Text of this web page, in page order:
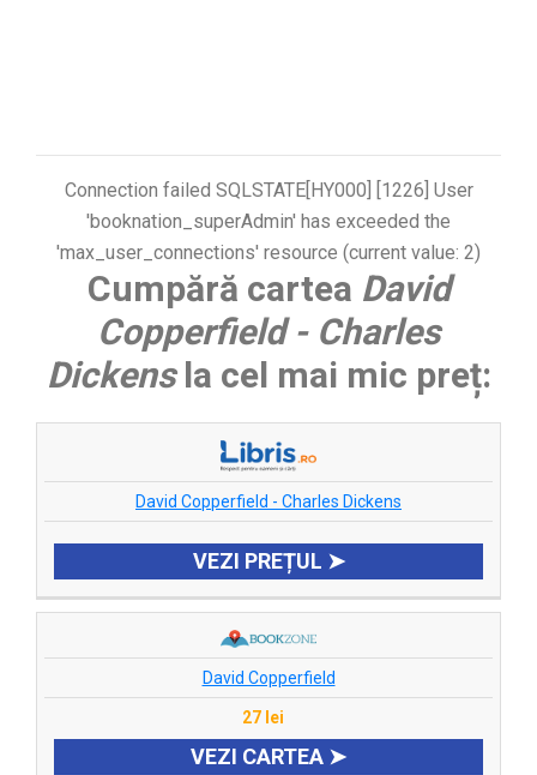
Connection failed SQLSTATE[HY000] [1226] User
'booknation_superAdmin' has exceeded the
'max_user_connections' resource (current value: 2)
Cumpără cartea David
Copperfield - Charles
Dickensla cel mai mic preț:
David Copperfield - Charles Dickens
VEZI PREȚUL ➤
David Copperfield
27 lei
VEZI CARTEA ➤